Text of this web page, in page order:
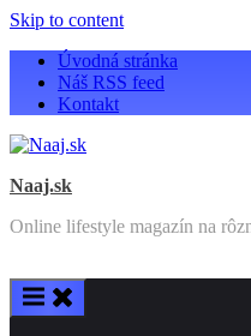
Skip to content
Úvodná stránka
Náš RSS feed
Kontakt
Naaj.sk
Online lifestyle magazín na